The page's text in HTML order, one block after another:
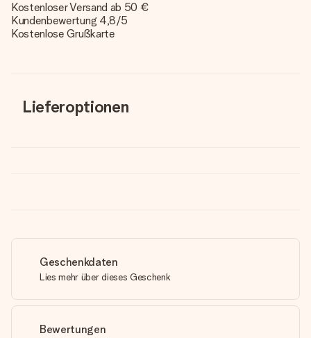
Kostenloser Versand ab 50 €
Kundenbewertung 4,8/5
Kostenlose Grußkarte
Lieferoptionen
Geschenkdaten
Lies mehr über dieses Geschenk
Bewertungen